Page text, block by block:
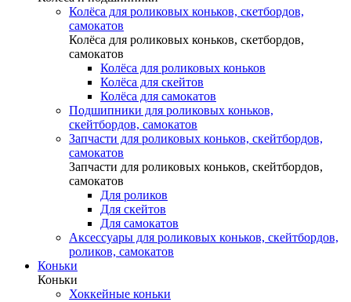
Колёса для роликовых коньков, скетбордов,
самокатов
Колёса для роликовых коньков, скетбордов,
самокатов
Колёса для роликовых коньков
Колёса для скейтов
Колёса для самокатов
Подшипники для роликовых коньков,
скейтбордов, самокатов
Запчасти для роликовых коньков, скейтбордов,
самокатов
Запчасти для роликовых коньков, скейтбордов,
самокатов
Для роликов
Для скейтов
Для самокатов
Аксессуары для роликовых коньков, скейтбордов,
роликов, самокатов
Коньки
Коньки
Хоккейные коньки